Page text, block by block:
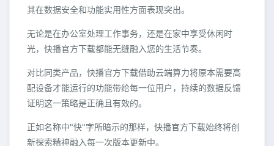
其在数据安全和功能实用性方面表现突出。
无论是在办公室处理工作事务，还是在家中享受休闲时
光，快播官方下载都能无缝融入您的生活节奏。
对比同类产品，快播官方下载借助云端算力将原本需要高
配设备才能运行的功能带给每一位用户，持续的数据反馈
证明这一策略是正确且有效的。
正如名称中"快"字所暗示的那样，快播官方下载始终将创
新探索精神融入每一次版本更新中。